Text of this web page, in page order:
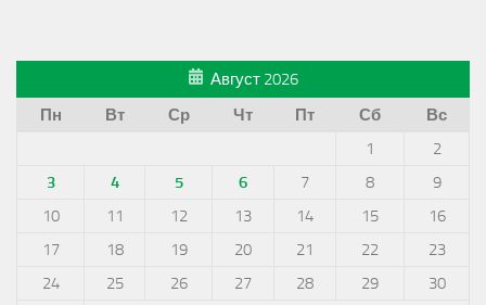
Август 2026
Пн
Вт Ср Чт Пт Сб
Вс
1
2
3
4 5 6 7 8
9
10
11 12 13 14 15
16
17
18 19 20 21 22
23
24
25 26 27 28 29
30